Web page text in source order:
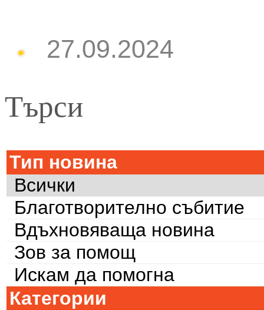
27.09.2024
Търси
Тип новина
Всички
Благотворително събитие
Вдъхновяваща новина
Зов за помощ
Искам да помогна
Категории